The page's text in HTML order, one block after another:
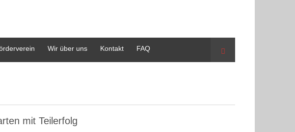
Wir über uns Kontakt FAQ Suche
mit Teilerfolg